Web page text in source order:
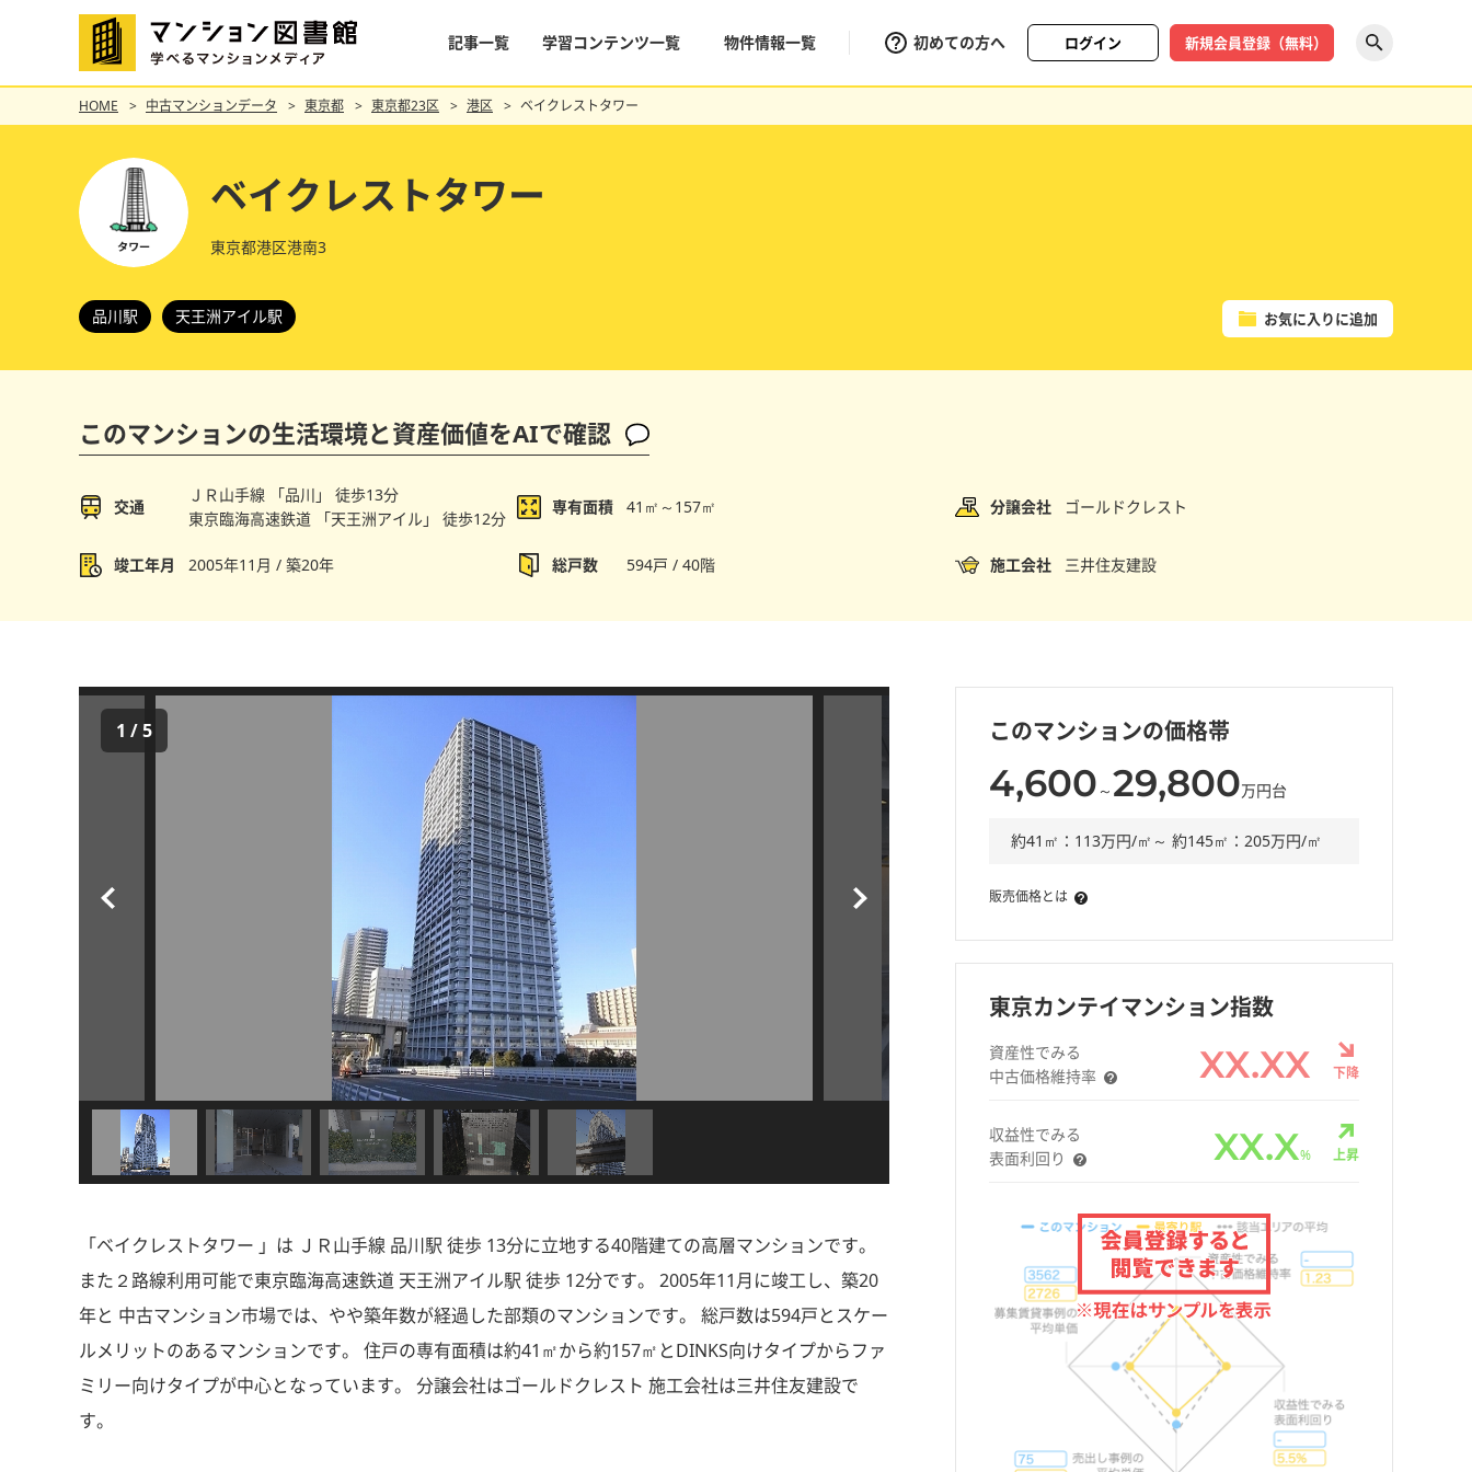
記事一覧 学習コンテンツ一覧 物件情報一覧 初めての方へ ログイン 新規会員登録（無料）
HOME 中古マンションデータ 東京都 東京都23区 港区 ベイクレストタワー
ベイクレストタワー
東京都港区港南3
品川駅 天王洲アイル駅 お気に入りに追加
このマンションの生活環境と資産価値をAIで確認
交通
ＪＲ山手線 「品川」 徒歩13分
東京臨海高速鉄道 「天王洲アイル」 徒歩12分
専有面積 41㎡～157㎡ 分譲会社 ゴールドクレスト
竣工年月 2005年11月 / 築20年 総戸数 594戸 / 40階 施工会社 三井住友建設
このマンションの価格帯
4,600 ～29,800万円台
約41㎡：113万円/㎡～ 約145㎡：205万円/㎡
販売価格とは
東京カンテイマンション指数
資産性でみる
中古価格維持率
XX.XX 下降
収益性でみる
表面利回り
XX.X% 上昇
1 /5
「ベイクレストタワー 」は ＪＲ山手線 品川駅 徒歩 13分に立地する40階建ての高層マンションです。
また２路線利用可能で東京臨海高速鉄道 天王洲アイル駅 徒歩 12分です。 2005年11月に竣工し、築20
年と 中古マンション市場では、やや築年数が経過した部類のマンションです。 総戸数は594戸とスケー
ルメリットのあるマンションです。 住戸の専有面積は約41㎡から約157㎡とDINKS向けタイプからファ
ミリー向けタイプが中心となっています。 分譲会社はゴールドクレスト 施工会社は三井住友建設で
す。